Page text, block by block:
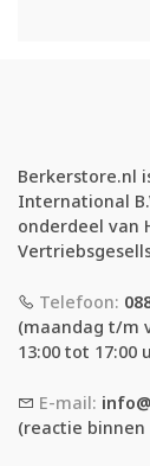
Berkerstore.nl
International
onderdeel van
Telefoon:
(maandag t/m
13:00 tot 17:00
E-mail:
(reactie